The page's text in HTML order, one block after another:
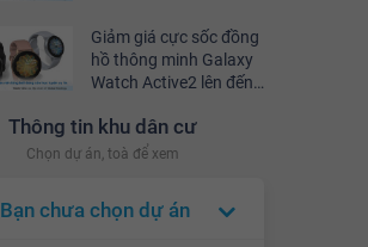
Giảm giá cực sốc đồng
hồ thông minh Galaxy
Watch Active2 lên đến
Thông tin khu dân cư
Chọn dự án, toà để xem
Bạn chưa chọn dự án